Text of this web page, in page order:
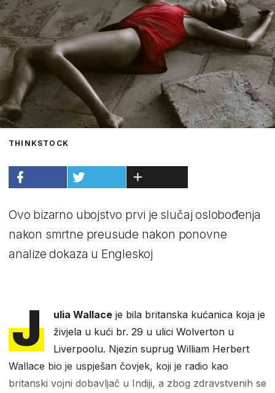
THINKSTOCK
Ovo bizarno ubojstvo prvi je slučaj oslobođenja
nakon smrtne preusude nakon ponovne
analize dokaza u Engleskoj
J ulia Wallace je bila britanska kućanica koja je
živjela u kući br. 29 u ulici Wolverton u
Liverpoolu. Njezin suprug William Herbert
Wallace bio je uspješan čovjek, koji je radio kao
britanski vojni dobavljač u Indiji, a zbog zdravstvenih se